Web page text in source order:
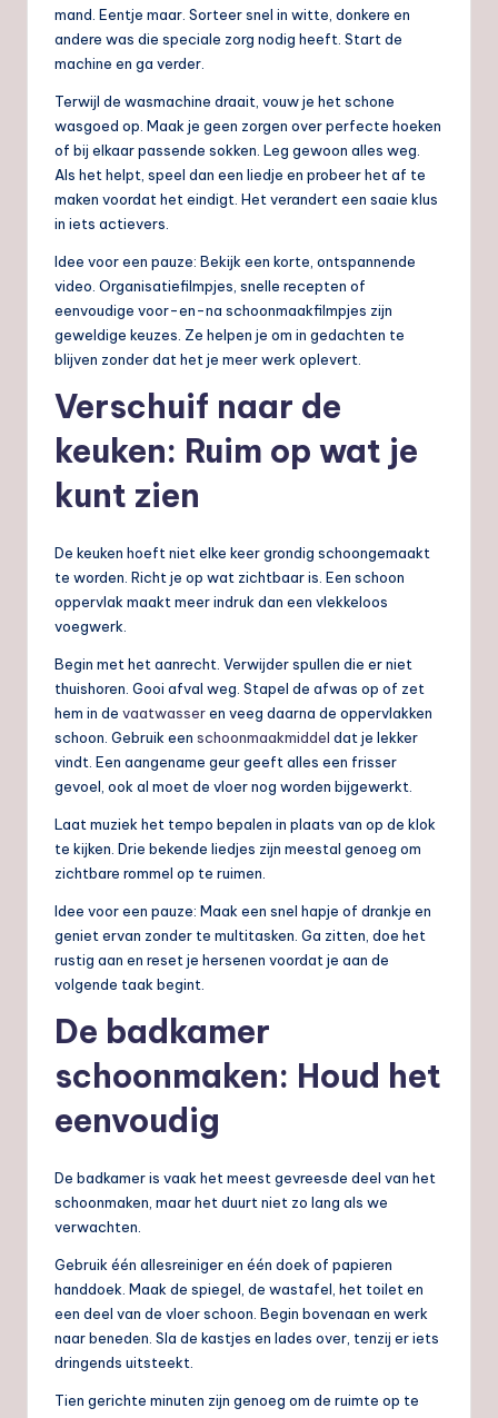
mand. Eentje maar. Sorteer snel in witte, donkere en
andere was die speciale zorg nodig heeft. Start de
machine en ga verder.
Terwijl de wasmachine draait, vouw je het schone
wasgoed op. Maak je geen zorgen over perfecte hoeken
of bij elkaar passende sokken. Leg gewoon alles weg.
Als het helpt, speel dan een liedje en probeer het af te
maken voordat het eindigt. Het verandert een saaie klus
in iets actievers.
Idee voor een pauze: Bekijk een korte, ontspannende
video. Organisatiefilmpjes, snelle recepten of
eenvoudige voor-en-na schoonmaakfilmpjes zijn
geweldige keuzes. Ze helpen je om in gedachten te
blijven zonder dat het je meer werk oplevert.
Verschuif naar de
keuken: Ruim op wat je
kunt zien
De keuken hoeft niet elke keer grondig schoongemaakt
te worden. Richt je op wat zichtbaar is. Een schoon
oppervlak maakt meer indruk dan een vlekkeloos
voegwerk.
Begin met het aanrecht. Verwijder spullen die er niet
thuishoren. Gooi afval weg. Stapel de afwas op of zet
hem in de vaatwasseren veeg daarna de oppervlakken
schoon. Gebruik een schoonmaakmiddel dat je lekker
vindt. Een aangename geur geeft alles een frisser
gevoel, ook al moet de vloer nog worden bijgewerkt.
Laat muziek het tempo bepalen in plaats van op de klok
te kijken. Drie bekende liedjes zijn meestal genoeg om
zichtbare rommel op te ruimen.
Idee voor een pauze: Maak een snel hapje of drankje en
geniet ervan zonder te multitasken. Ga zitten, doe het
rustig aan en reset je hersenen voordat je aan de
volgende taak begint.
De badkamer
schoonmaken: Houd het
eenvoudig
De badkamer is vaak het meest gevreesde deel van het
schoonmaken, maar het duurt niet zo lang als we
verwachten.
Gebruik één allesreiniger en één doek of papieren
handdoek. Maak de spiegel, de wastafel, het toilet en
een deel van de vloer schoon. Begin bovenaan en werk
naar beneden. Sla de kastjes en lades over, tenzij er iets
dringends uitsteekt.
Tien gerichte minuten zijn genoeg om de ruimte op te